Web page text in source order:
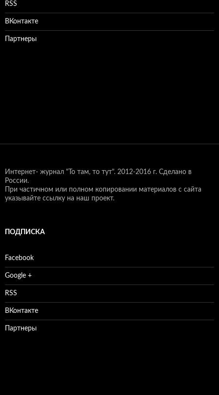
RSS
ВКонтакте
Партнеры
Интернет- журнал "То там, то тут". 2012-2016 г. Сделано в
России.
При частичном или полном копировании материалов с сайта
указывайте ссылку на наш проект.
ПОДПИСКА
Facebook
Google +
RSS
ВКонтакте
Партнеры